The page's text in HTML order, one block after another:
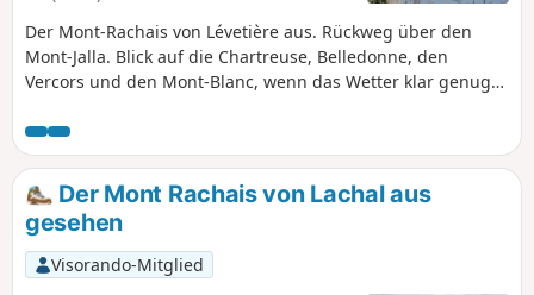
Der Mont-Rachais von Lévetière aus. Rückweg über den
Mont-Jalla. Blick auf die Chartreuse, Belledonne, den
Vercors und den Mont-Blanc, wenn das Wetter klar genug
Der Mont Rachais von Lachal aus
gesehen
Visorando-Mitglied